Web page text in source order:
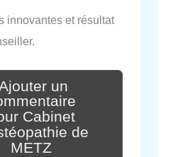
innovantes et résultat
un
Cabinet
de
METZ